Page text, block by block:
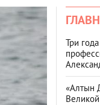
Три
«Алтын